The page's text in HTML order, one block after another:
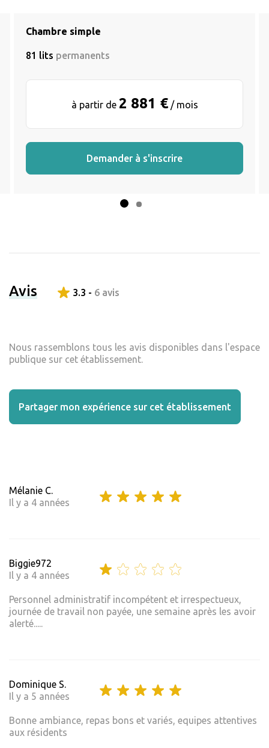
Chambre simple
81 lits permanents
à partir de 2 881 €/ mois
Demander à s'inscrire
Avis 3.3 - 6 avis
Nous rassemblons tous les avis disponibles dans l'espace
publique sur cet établissement.
Partager mon expérience sur cet établissement
Mélanie C.
Il y a 4 années
Biggie972
Il y a 4 années
Personnel administratif incompétent et irrespectueux,
journée de travail non payée, une semaine après les avoir
alerté.....
Dominique S.
Il y a 5 années
Bonne ambiance, repas bons et variés, equipes attentives
aux résidents